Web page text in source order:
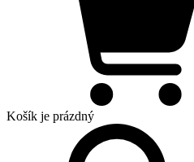
Košík je prázdný